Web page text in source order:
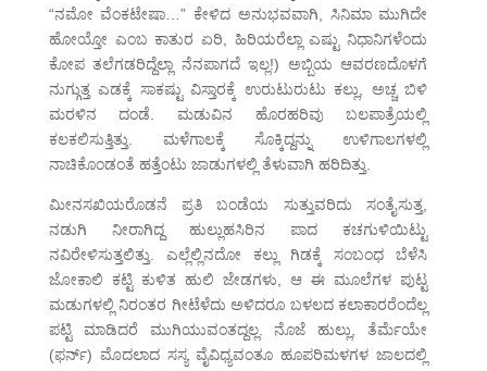
“ನಮೋ ವೆಂಕಟೇಷಾ…” ಕೇಳಿದ ಅನುಭವವಾಗಿ, ಸಿನಿಮಾ ಮುಗಿದೇ
ಹೋಯ್ತೋ ಎಂಬ ಕಾತುರ ಏರಿ, ಹಿರಿಯರೆಲ್ಲಾ ಎಷ್ಟು ನಿಧಾನಿಗಳೆಂದು
ಕೋಪ ತಲೆಗಡರಿದ್ದೆಲ್ಲಾ ನೆನಪಾಗದೆ ಇಲ್ಲ!) ಅಬ್ಬಿಯ ಆವರಣದೊಳಗೆ
ನುಗ್ಗುತ್ತ ಎಡಕ್ಕೆ ಸಾಕಷ್ಟು ವಿಸ್ತಾರಕ್ಕೆ ಉರುಟುರುಟು ಕಲ್ಲು, ಅಚ್ಚ ಬಿಳಿ
ಮರಳಿನ ದಂಡೆ. ಮಡುವಿನ ಹೊರಹರಿವು ಬಲಪಾತ್ರೆಯಲ್ಲಿ
ಕಲಕಲಿಸುತ್ತಿತ್ತು. ಮಳೆಗಾಲಕ್ಕೆ ಸೊಕ್ಕಿದ್ದನ್ನು ಉಳಿಗಾಲಗಳಲ್ಲಿ
ನಾಚಿಕೊಂಡಂತೆ ಹತ್ತೆಂಟು ಜಾಡುಗಳಲ್ಲಿ ತೆಳುವಾಗಿ ಹರಿದಿತ್ತು.
ಮೀನಸಖಿಯರೊಡನೆ ಪ್ರತಿ ಬಂಡೆಯ ಸುತ್ತುವರಿದು ಸಂತೈಸುತ್ತ,
ನಡುಗಿ ನೀರಾಗಿದ್ದ ಹುಲ್ಲುಹಸಿರಿನ ಪಾದ ಕಚಗುಳಿಯಿಟ್ಟು
ನವಿರೇಳಿಸುತ್ತಲಿತ್ತು. ಎಲ್ಲೆಲ್ಲಿನದೋ ಕಲ್ಲು ಗಿಡಕ್ಕೆ ಸಂಬಂಧ ಬೆಳೆಸಿ
ಜೋಕಾಲಿ ಕಟ್ಟಿ ಕುಳಿತ ಹುಲಿ ಜೇಡಗಳು, ಆ ಈ ಮೂಲೆಗಳ ಪುಟ್ಟ
ಮಡುಗಳಲ್ಲಿ ನಿರಂತರ ಗೀಟೆಳೆದು ಅಳಿದರೂ ಬಳಲದ ಕಲಾಕಾರರೆಂದೆಲ್ಲ
ಪಟ್ಟಿ ಮಾಡಿದರೆ ಮುಗಿಯುವಂತದ್ದಲ್ಲ. ನೊಜೆ ಹುಲ್ಲು, ತೆರ್ಮೆಯೇ
(ಫರ್ನ್) ಮೊದಲಾದ ಸಸ್ಯ ವೈವಿಧ್ಯವಂತೂ ಹೂಪರಿಮಳಗಳ ಜಾಲದಲ್ಲಿ